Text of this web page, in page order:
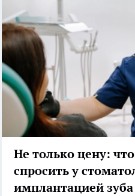
Не только цену:
спросить у
имплантацией зуба